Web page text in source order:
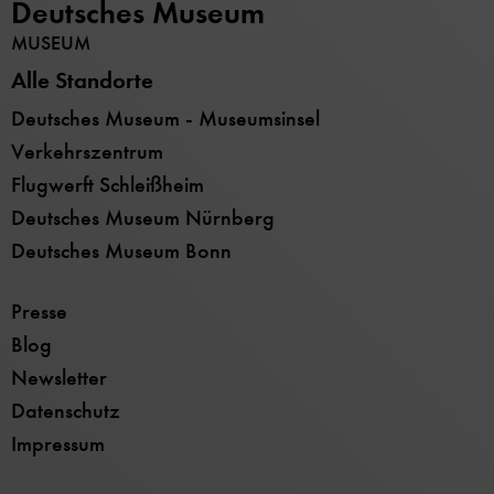
Deutsches Museum
MUSEUM
Alle Standorte
Deutsches Museum - Museumsinsel
Verkehrszentrum
Flugwerft Schleißheim
Deutsches Museum Nürnberg
Deutsches Museum Bonn
Presse
Blog
Newsletter
Datenschutz
Impressum